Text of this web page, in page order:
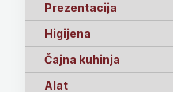
Prezentacija
Higijena
Čajna kuhinja
Alat